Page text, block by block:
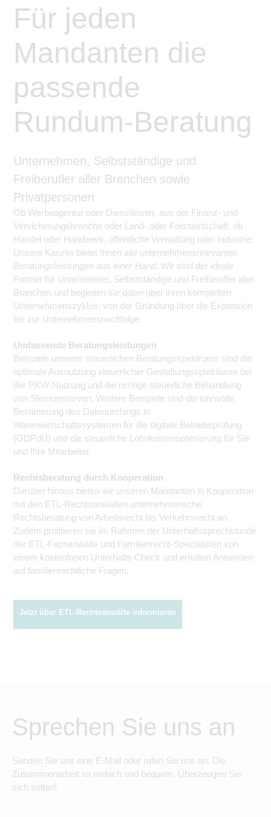
Für jeden
Mandanten die
passende
Rundum-Beratung
Unternehmen, Selbstständige und
Freiberufler aller Branchen sowie
Privatpersonen
Ob Werbeagentur oder Dienstleister, aus der Finanz- und
Versicherungsbranche oder Land- oder Forstwirtschaft, ob
Handel oder Handwerk, öffentliche Verwaltung oder Industrie:
Unsere Kanzlei bietet Ihnen alle unternehmensrelevanten
Beratungsleistungen aus einer Hand. Wir sind der ideale
Partner für Unternehmer, Selbstständige und Freiberufler aller
Branchen und begleiten sie dabei über ihren kompletten
Unternehmenszyklus: von der Gründung über die Expansion
bis zur Unternehmensnachfolge.
Umfassende Beratungsleistungen
Beispiele unseres steuerlichen Beratungsspektrums sind die
optimale Ausnutzung steuerlicher Gestaltungsspielräume bei
der PKW-Nutzung und die richtige steuerliche Behandlung
von Stornoreserven. Weitere Beispiele sind die sinnvolle
Bestimmung des Datenumfangs in
Warenwirtschaftssystemen für die digitale Betriebsprüfung
(GDPdU) und die steuerliche Lohnkostenoptimierung für Sie
und Ihre Mitarbeiter.
Rechtsberatung durch Kooperation
Darüber hinaus bieten wir unseren Mandanten in Kooperation
mit den ETL-Rechtsanwälten unternehmerische
Rechtsberatung von Arbeitsrecht bis Verkehrsrecht an.
Zudem profitieren sie im Rahmen der Unterhalts­sprechstunde
der ETL-Fachanwälte und Familienrecht-Spezialisten von
einem kostenfreien Unterhalts-Check und erhalten Antworten
auf familienrechtliche Fragen.
Jetzt über ETL-Rechtsanwälte informieren
Sprechen Sie uns an
Senden Sie uns eine E-Mail oder rufen Sie uns an. Die
Zusammenarbeit ist einfach und bequem. Überzeugen Sie
sich selbst!